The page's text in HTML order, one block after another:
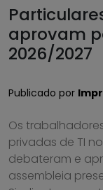
aprovam
2026/2027
Publicado por
Os
privadas de TI
debateram e
assembleia